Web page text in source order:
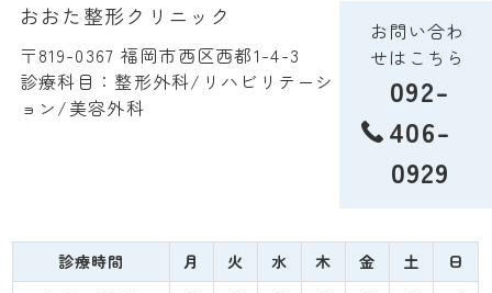
おおた整形クリニック
〒819-0367 福岡市西区西都1-4-3
診療科目：整形外科/リハビリテーシ
ョン/美容外科
お問い合わ
せはこちら
092-
406-
0929
診療時間 月 火 水 木 金 土
日